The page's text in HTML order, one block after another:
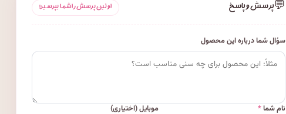
💬پرسش و پاسخ اولین پرسش را شما بپرسید!
سؤال شما درباره این محصول
نام شما* موبایل (اختیاری)